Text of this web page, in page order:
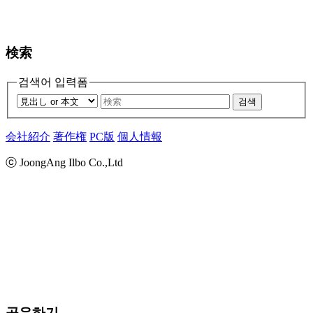
検索
검색어 입력폼
검색
会社紹介 著作権 PC版 個人情報
ⓒ JoongAng Ilbo Co.,Ltd